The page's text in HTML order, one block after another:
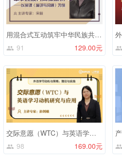
用混合式互动筑牢中华民族共同体意识 —— 以慕课《演讲与沟通》为例
91
129.00元
交际意愿（WTC）与英语学习动机研究与应用
98
169.00元